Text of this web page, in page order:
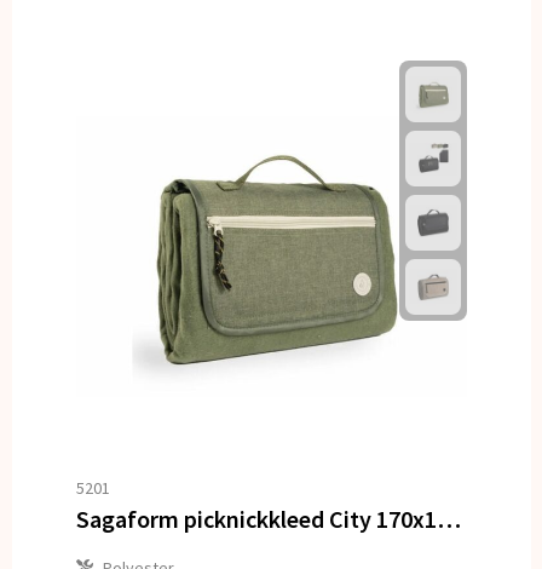
5201
Sagaform picknickkleed City 170x130cm